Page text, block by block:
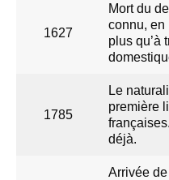
1627
Mort du
connu, en
plus qu’à
1785
Le
première
déjà.
Arrivée